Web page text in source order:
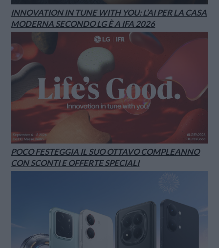
INNOVATION IN TUNE WITH YOU: L’AI PER LA CASA
MODERNA SECONDO LG È A IFA 2026
POCO FESTEGGIA IL SUO OTTAVO COMPLEANNO
CON SCONTI E OFFERTE SPECIALI